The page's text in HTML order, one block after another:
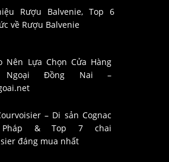
Rượu Balvenie, Top 6
về Rượu Balvenie
Nên Lựa Chọn Cửa Hàng
Ngoại Đồng Nai –
– Di sản Cognac
Pháp & Top 7 chai
đáng mua nhất